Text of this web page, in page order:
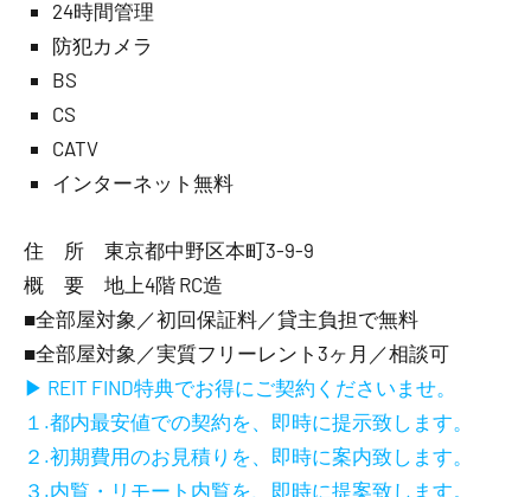
24時間管理
防犯カメラ
BS
CS
CATV
インターネット無料
住 所 東京都中野区本町3-9-9
概 要 地上4階 RC造
■全部屋対象／初回保証料／貸主負担で無料
■全部屋対象／実質フリーレント3ヶ月／相談可
▶ REIT FIND特典でお得にご契約くださいませ。
１.都内最安値での契約を、即時に提示致します。
２.初期費用のお見積りを、即時に案内致します。
３.内覧・リモート内覧を、即時に提案致します。